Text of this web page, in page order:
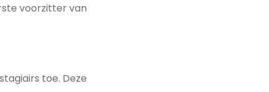
voorzitter van
toe. Deze